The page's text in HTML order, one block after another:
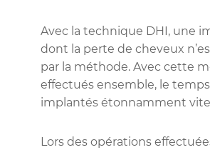
Avec la technique DHI, une
dont la perte de cheveux
par la méthode. Avec cette
effectués ensemble, le
implantés étonnamment
Lors des opérations